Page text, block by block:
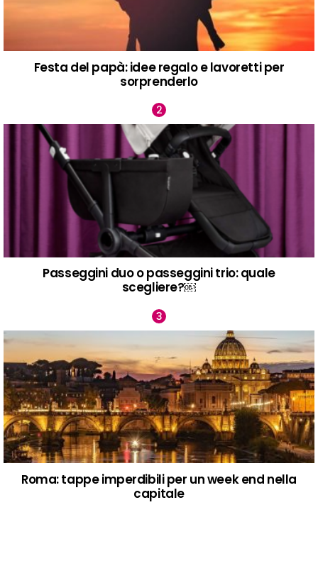
Festa del papà: idee regalo e lavoretti per
sorprenderlo
Passeggini duo o passeggini trio: quale
scegliere?￼
Roma: tappe imperdibili per un week end nella
capitale